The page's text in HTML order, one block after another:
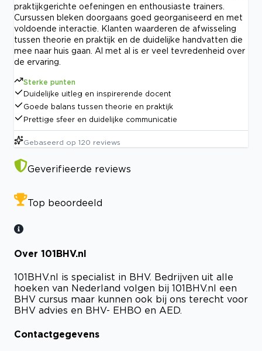
praktijkgerichte oefeningen en enthousiaste trainers.
Cursussen bleken doorgaans goed georganiseerd en met
voldoende interactie. Klanten waarderen de afwisseling
tussen theorie en praktijk en de duidelijke handvatten die
mee naar huis gaan. Al met al is er veel tevredenheid over
de ervaring.
Sterke punten
Duidelijke uitleg en inspirerende docent
Goede balans tussen theorie en praktijk
Prettige sfeer en duidelijke communicatie
Gebaseerd op 120 reviews
Geverifieerde reviews
Top beoordeeld
Over 101BHV.nl
101BHV.nl is specialist in BHV. Bedrijven uit alle
hoeken van Nederland volgen bij 101BHV.nl een
BHV cursus maar kunnen ook bij ons terecht voor
BHV advies en BHV- EHBO en AED.
Contactgegevens